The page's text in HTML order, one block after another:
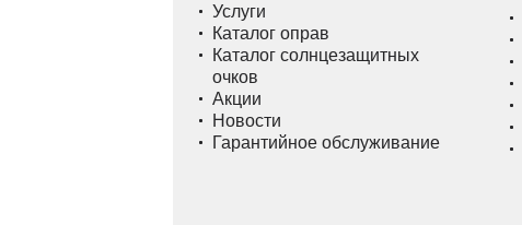
Услуги
Каталог оправ
Каталог солнцезащитных
очков
Акции
Новости
Гарантийное обслуживание